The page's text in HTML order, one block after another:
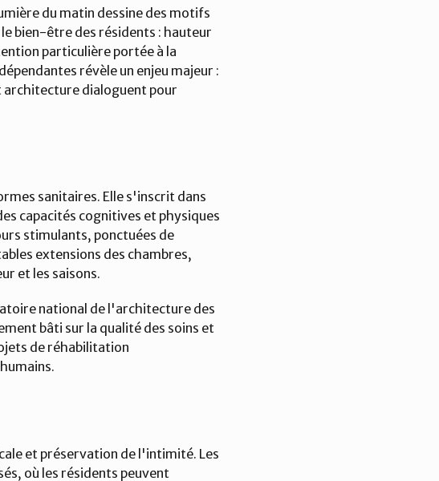
du matin dessine des motifs
bien-être des résidents : hauteur
particulière portée à la
révèle un enjeu majeur :
architecture dialoguent pour
sanitaires. Elle s'inscrit dans
capacités cognitives et physiques
stimulants, ponctuées de
extensions des chambres,
et les saisons.
national de l'architecture des
bâti sur la qualité des soins et
de réhabilitation
et préservation de l'intimité. Les
où les résidents peuvent